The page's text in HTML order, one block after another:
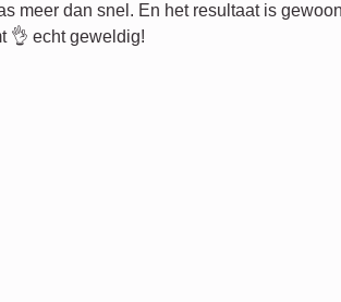
meer dan snel. En het resultaat is
👌 echt geweldig!